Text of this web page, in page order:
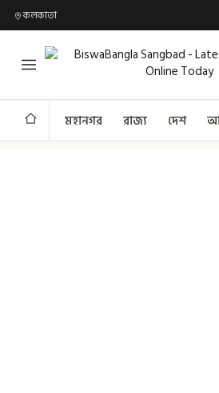
কলকাতা
মহানগর রাজ্য দেশ